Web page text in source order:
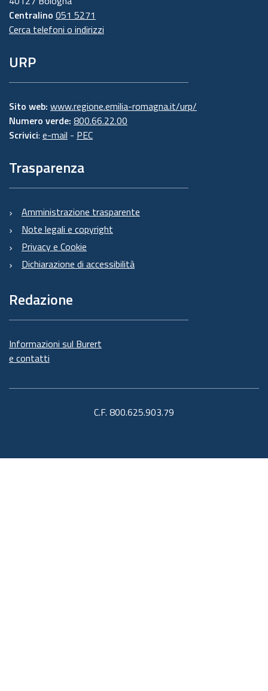
Centralino 051 5271
Cerca telefoni o indirizzi
URP
Sito web: www.regione.emilia-romagna.it/urp/
Numero verde: 800.66.22.00
Scrivici: e-mail - PEC
Trasparenza
Amministrazione trasparente
Note legali e copyright
Privacy e Cookie
Dichiarazione di accessibilità
Redazione
Informazioni sul Burert
e contatti
C.F. 800.625.903.79